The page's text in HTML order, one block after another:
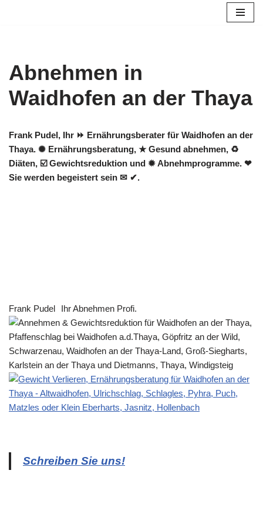
Abnehmen in
Waidhofen an der Thaya
Frank Pudel, Ihr ⏩ Ernährungsberater für Waidhofen an der
Thaya. ✺ Ernährungsberatung, ★ Gesund abnehmen, ♻
Diäten, ☑️ Gewichtsreduktion und ✹ Abnehmprogramme. ❤
Sie werden begeistert sein ✉ ✔.
Frank Pudel Ihr Abnehmen Profi.
Schreiben Sie uns!